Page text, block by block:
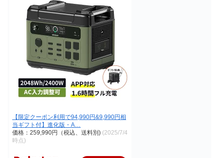
【限定クーポン利用で94,990円&9,990円相
当ギフト付】進化版・A…
価格：259,990円（税込、送料別) (2025/7/4
時点)